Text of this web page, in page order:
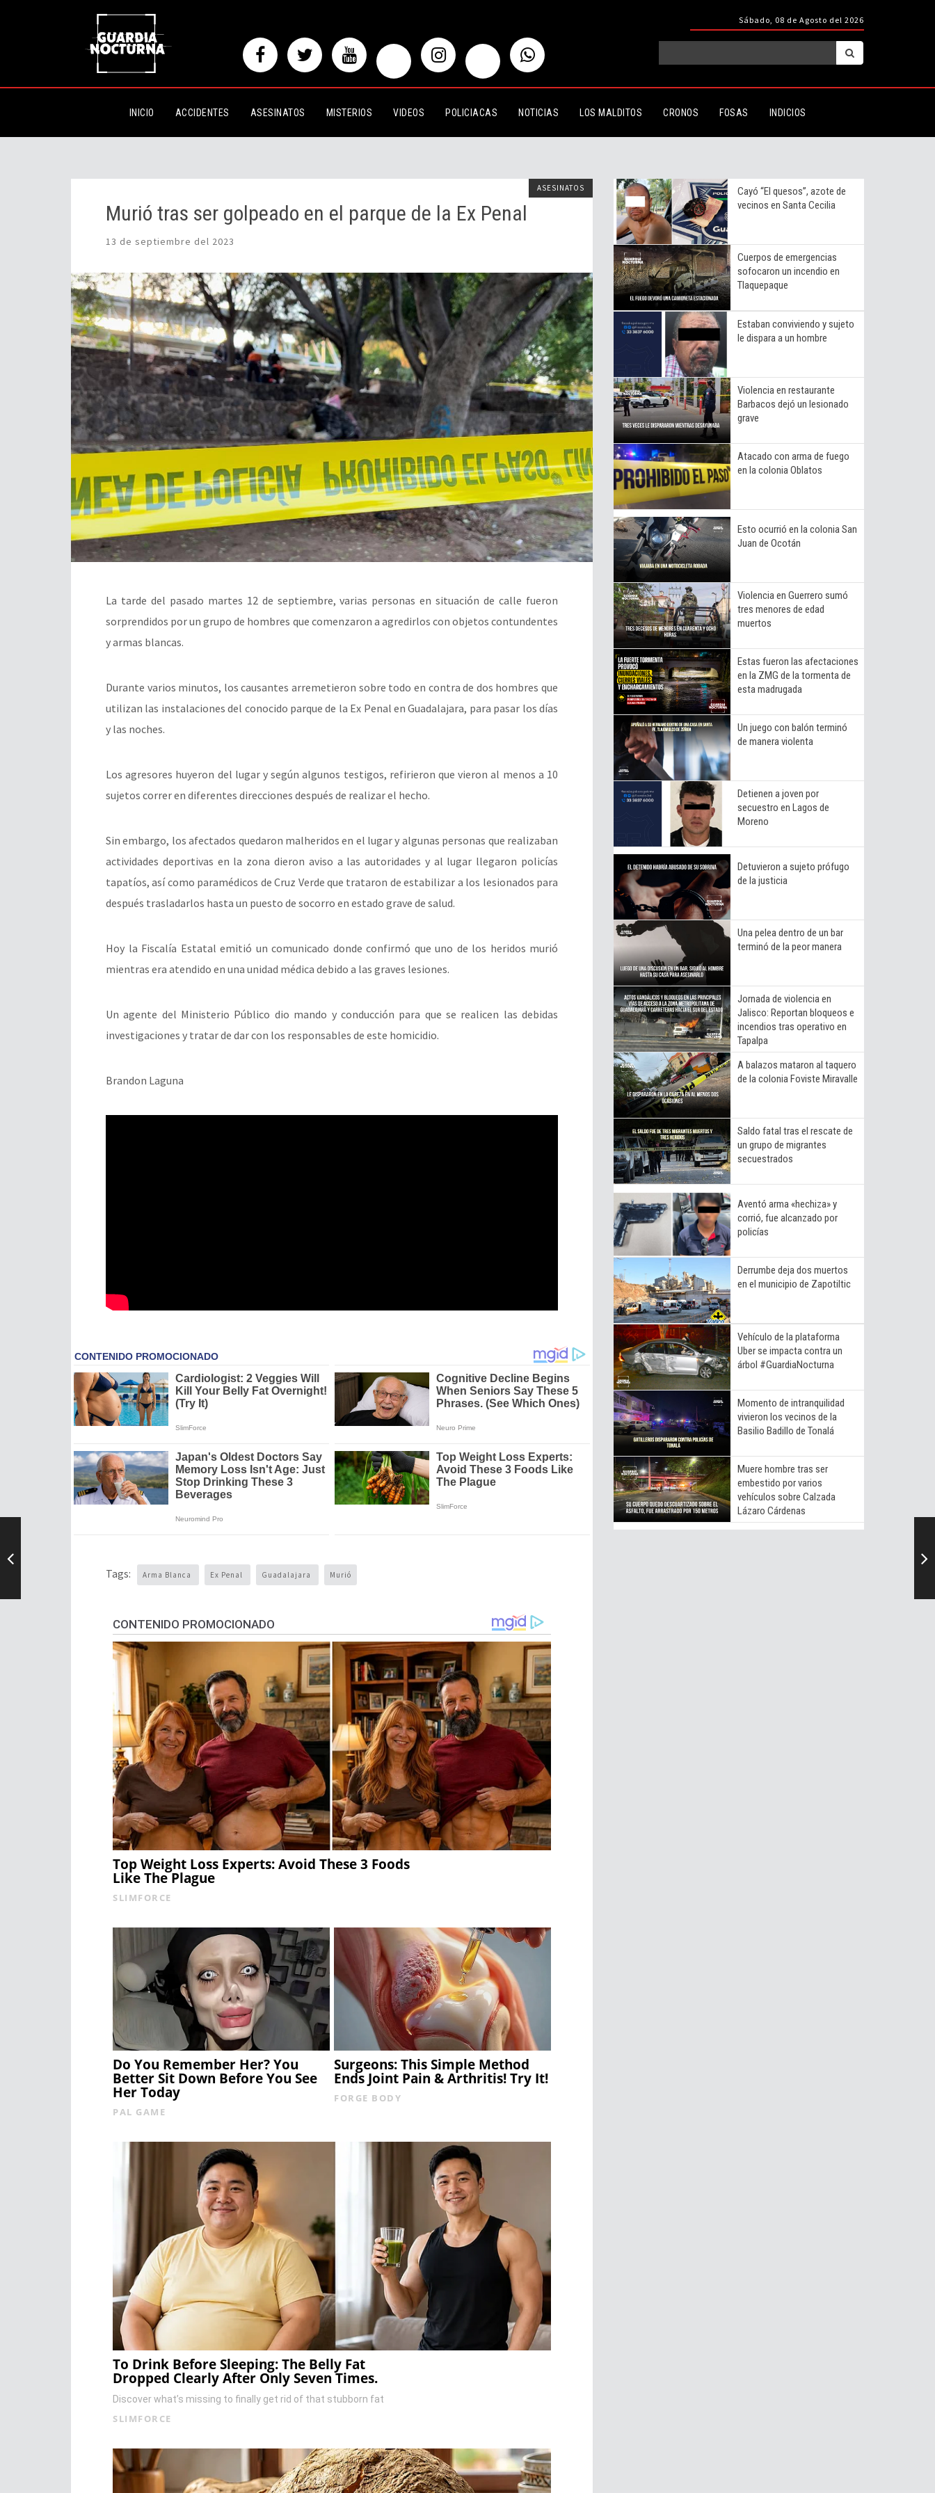
Sábado, 08 de Agosto del 2026
INICIO ACCIDENTES ASESINATOS MISTERIOS VIDEOS POLICIACAS NOTICIAS LOS MALDITOS CRONOS FOSAS INDICIOS
Murió tras ser golpeado en el parque de la Ex Penal
ASESINATOS
Murió tras ser golpeado en el parque de la Ex Penal
13 de septiembre del 2023
La tarde del pasado martes 12 de septiembre, varias personas en situación de calle fueron
sorprendidos por un grupo de hombres que comenzaron a agredirlos con objetos contundentes
y armas blancas.
Durante varios minutos, los causantes arremetieron sobre todo en contra de dos hombres que
utilizan las instalaciones del conocido parque de la Ex Penal en Guadalajara, para pasar los días
y las noches.
Los agresores huyeron del lugar y según algunos testigos, refirieron que vieron al menos a 10
sujetos correr en diferentes direcciones después de realizar el hecho.
Sin embargo, los afectados quedaron malheridos en el lugar y algunas personas que realizaban
actividades deportivas en la zona dieron aviso a las autoridades y al lugar llegaron policías
tapatíos, así como paramédicos de Cruz Verde que trataron de estabilizar a los lesionados para
después trasladarlos hasta un puesto de socorro en estado grave de salud.
Hoy la Fiscalía Estatal emitió un comunicado donde confirmó que uno de los heridos murió
mientras era atendido en una unidad médica debido a las graves lesiones.
Un agente del Ministerio Público dio mando y conducción para que se realicen las debidas
investigaciones y tratar de dar con los responsables de este homicidio.
Brandon Laguna
Tags: Arma Blanca Ex Penal Guadalajara Murió
CONTENIDO PROMOCIONADO
Top Weight Loss Experts: Avoid These 3 Foods
Like The Plague
SLIMFORCE
Do You Remember Her? You
Better Sit Down Before You See
Her Today
PAL GAME
Surgeons: This Simple Method
Ends Joint Pain & Arthritis! Try It!
FORGE BODY
To Drink Before Sleeping: The Belly Fat
Dropped Clearly After Only Seven Times.
Discover what’s missing to finally get rid of that stubborn fat
SLIMFORCE
Cayó “El quesos”, azote de
vecinos en Santa Cecilia
Cuerpos de emergencias
sofocaron un incendio en
Tlaquepaque
Estaban conviviendo y sujeto
le dispara a un hombre
Violencia en restaurante
Barbacos dejó un lesionado
grave
Atacado con arma de fuego
en la colonia Oblatos
Esto ocurrió en la colonia San
Juan de Ocotán
Violencia en Guerrero sumó
tres menores de edad
muertos
Estas fueron las afectaciones
en la ZMG de la tormenta de
esta madrugada
Un juego con balón terminó
de manera violenta
Detienen a joven por
secuestro en Lagos de
Moreno
Detuvieron a sujeto prófugo
de la justicia
Una pelea dentro de un bar
terminó de la peor manera
Jornada de violencia en
Jalisco: Reportan bloqueos e
incendios tras operativo en
Tapalpa
A balazos mataron al taquero
de la colonia Foviste Miravalle
Saldo fatal tras el rescate de
un grupo de migrantes
secuestrados
Aventó arma «hechiza» y
corrió, fue alcanzado por
policías
Derrumbe deja dos muertos
en el municipio de Zapotiltic
Vehículo de la plataforma
Uber se impacta contra un
árbol #GuardiaNocturna
Momento de intranquilidad
vivieron los vecinos de la
Basilio Badillo de Tonalá
Muere hombre tras ser
embestido por varios
vehículos sobre Calzada
Lázaro Cárdenas